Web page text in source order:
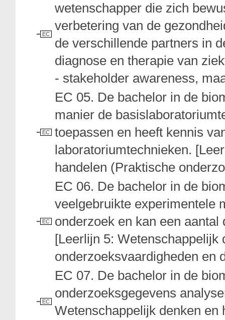
EC
wetenschapper die zich
verbetering van de
de verschillende partners in
diagnose en therapie van
- stakeholder awareness,
EC
EC 05. De bachelor in de
manier de
toepassen en heeft kennis
laboratoriumtechnieken.
handelen (Praktische
EC
EC 06. De bachelor in de
veelgebruikte experimentele
onderzoek en kan een
[Leerlijn 5: Wetenschappelijk
onderzoeksvaardigheden en
EC
EC 07. De bachelor in de
onderzoeksgegevens
Wetenschappelijk denken en